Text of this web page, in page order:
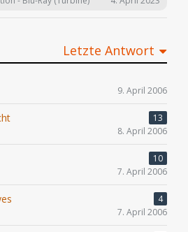
Letzte Antwort
9. April 2006
13
8. April 2006
10
7. April 2006
4
7. April 2006